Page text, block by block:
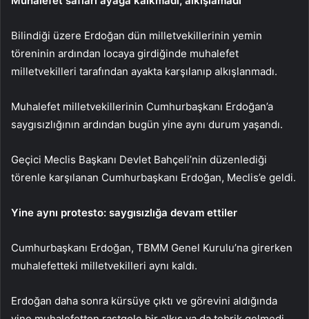
Bilindiği üzere Erdoğan dün milletvekillerinin yemin
töreninin ardından locaya girdiğinde muhalefet
milletvekilleri tarafından ayakta karşılanıp alkışlanmadı.
Muhalefet milletvekillerinin Cumhurbaşkanı Erdoğan’a
saygısızlığının ardından bugün yine aynı durum yaşandı.
Geçici Meclis Başkanı Devlet Bahçeli’nin düzenlediği
törenle karşılanan Cumhurbaşkanı Erdoğan, Meclis’e geldi.
Yine aynı protesto: saygısızlığa devam ettiler
Cumhurbaşkanı Erdoğan, TBMM Genel Kurulu’na girerken
muhalefetteki milletvekilleri aynı kaldı.
Erdoğan daha sonra kürsüye çıktı ve görevini aldığında